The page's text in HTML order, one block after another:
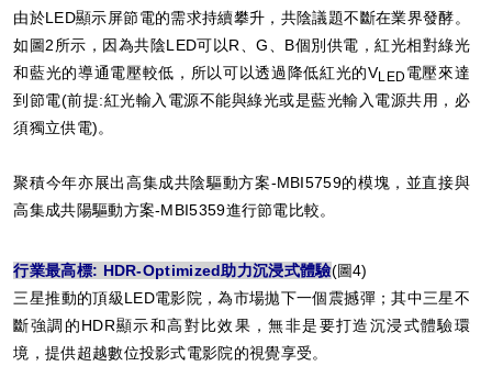
由於LED顯示屏節電的需求持續攀升，共陰議題不斷在業界發酵。
如圖2所示，因為共陰LED可以R、G、B個別供電，紅光相對綠光
和藍光的導通電壓較低，所以可以透過降低紅光的VLED 電壓來達
到節電(前提:紅光輸入電源不能與綠光或是藍光輸入電源共用，必
須獨立供電)。
聚積今年亦展出高集成共陰驅動方案-MBI5759的模塊，並直接與
高集成共陽驅動方案-MBI5359進行節電比較。
行業最高標: HDR-Optimized助力沉浸式體驗(圖4)
三星推動的頂級LED電影院，為市場拋下一個震撼彈；其中三星不
斷強調的HDR顯示和高對比效果，無非是要打造沉浸式體驗環
境，提供超越數位投影式電影院的視覺享受。